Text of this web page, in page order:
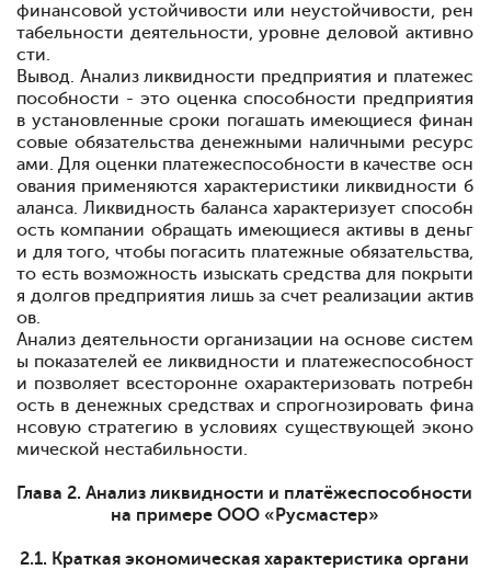
финансовой устойчивости или неустойчивости, рен
табельности деятельности, уровне деловой активно
сти.
Вывод. Анализ ликвидности предприятия и платежес
пособности - это оценка способности предприятия
в установленные сроки погашать имеющиеся финан
совые обязательства денежными наличными ресурс
ами. Для оценки платежеспособности в качестве осн
ования применяются характеристики ликвидности б
аланса. Ликвидность баланса характеризует способн
ость компании обращать имеющиеся активы в деньг
и для того, чтобы погасить платежные обязательства,
то есть возможность изыскать средства для покрыти
я долгов предприятия лишь за счет реализации актив
ов.
Анализ деятельности организации на основе систем
ы показателей ее ликвидности и платежеспособност
и позволяет всесторонне охарактеризовать потребн
ость в денежных средствах и спрогнозировать фина
нсовую стратегию в условиях существующей эконо
мической нестабильности.
Глава 2. Анализ ликвидности и платёжеспособности
на примере ООО «Русмастер»
2.1. Краткая экономическая характеристика органи